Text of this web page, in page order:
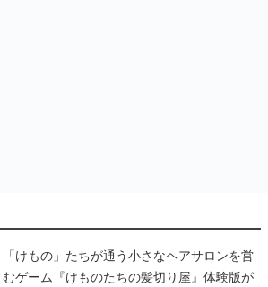
「けもの」たちが通う小さなヘアサロンを営
むゲーム『けものたちの髪切り屋』体験版が